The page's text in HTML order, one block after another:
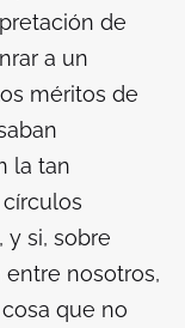
de
a un
méritos de
la tan
si, sobre
nosotros,
que no